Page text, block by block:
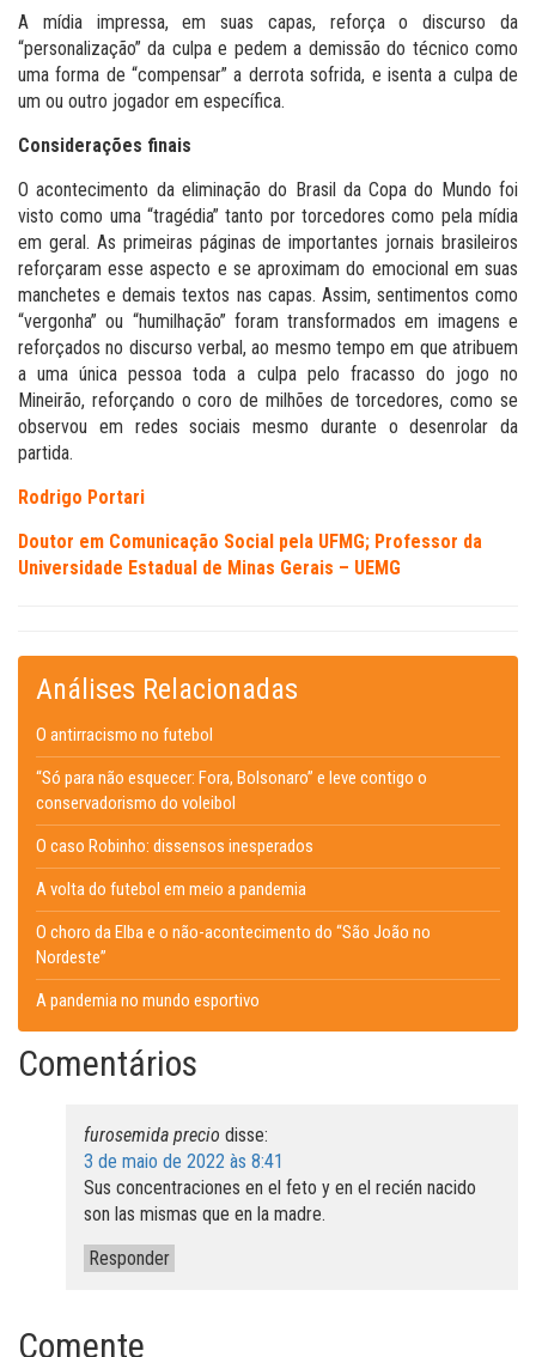
A mídia impressa, em suas capas, reforça o discurso da
“personalização” da culpa e pedem a demissão do técnico como
uma forma de “compensar” a derrota sofrida, e isenta a culpa de
um ou outro jogador em específica.
Considerações finais
O acontecimento da eliminação do Brasil da Copa do Mundo foi
visto como uma “tragédia” tanto por torcedores como pela mídia
em geral. As primeiras páginas de importantes jornais brasileiros
reforçaram esse aspecto e se aproximam do emocional em suas
manchetes e demais textos nas capas. Assim, sentimentos como
“vergonha” ou “humilhação” foram transformados em imagens e
reforçados no discurso verbal, ao mesmo tempo em que atribuem
a uma única pessoa toda a culpa pelo fracasso do jogo no
Mineirão, reforçando o coro de milhões de torcedores, como se
observou em redes sociais mesmo durante o desenrolar da
partida.
Rodrigo Portari
Doutor em Comunicação Social pela UFMG; Professor da
Universidade Estadual de Minas Gerais – UEMG
Análises Relacionadas
O antirracismo no futebol
“Só para não esquecer: Fora, Bolsonaro” e leve contigo o
conservadorismo do voleibol
O caso Robinho: dissensos inesperados
A volta do futebol em meio a pandemia
O choro da Elba e o não-acontecimento do “São João no
Nordeste”
A pandemia no mundo esportivo
Comentários
furosemida precio disse:
3 de maio de 2022 às 8:41
Sus concentraciones en el feto y en el recién nacido
son las mismas que en la madre.
Responder
Comente